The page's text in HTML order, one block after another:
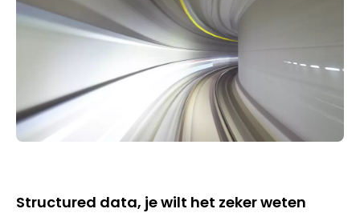
Structured data, je wilt het zeker weten